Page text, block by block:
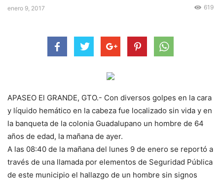
enero 9, 2017 619
APASEO El GRANDE, GTO.- Con diversos golpes en la cara
y líquido hemático en la cabeza fue localizado sin vida y en
la banqueta de la colonia Guadalupano un hombre de 64
años de edad, la mañana de ayer.
A las 08:40 de la mañana del lunes 9 de enero se reportó a
través de una llamada por elementos de Seguridad Pública
de este municipio el hallazgo de un hombre sin signos